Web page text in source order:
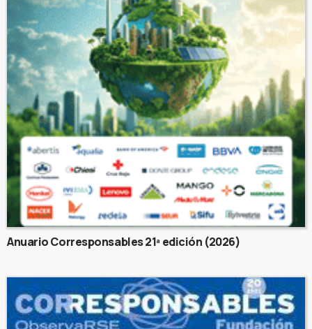
Anuario Corresponsables 21ª edición (2026)